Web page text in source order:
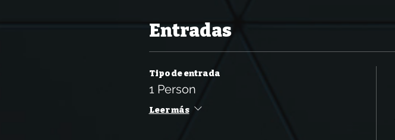
Entradas
Tipo de entrada
1 Person
Leer más